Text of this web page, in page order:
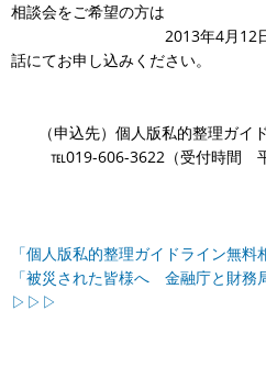
相談会をご希望の方は
2013年4月12日（金）
話にてお申し込みください。
（申込先）個人版私的整理ガ
℡019-606-3622（受付時間 平
「個人版私的整理ガイドライン無
「被災された皆様へ 金融庁と財務
▷▷▷